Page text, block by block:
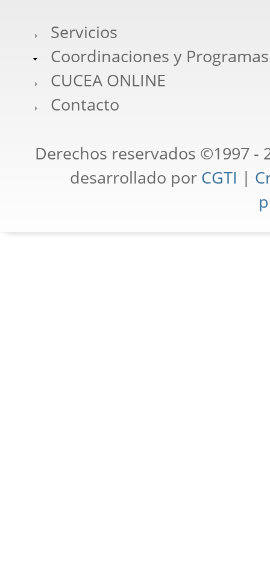
Servicios
Coordinaciones y Programas
CUCEA ONLINE
Contacto
Derechos reservados ©1997 -
desarrollado por CGTI |